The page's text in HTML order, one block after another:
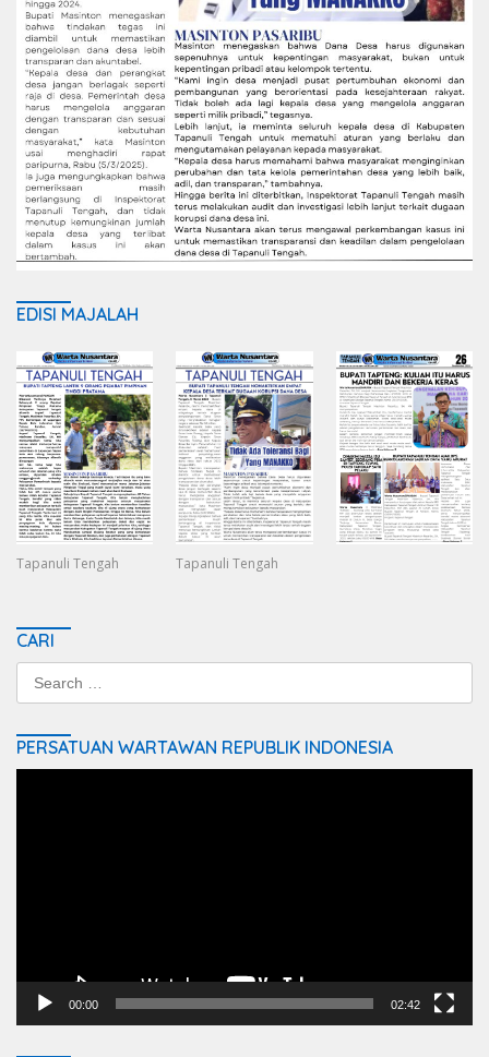
EDISI MAJALAH
Tapanuli Tengah Tapanuli Tengah
CARI
Search
for:
PERSATUAN WARTAWAN REPUBLIK INDONESIA
00:00 02:42